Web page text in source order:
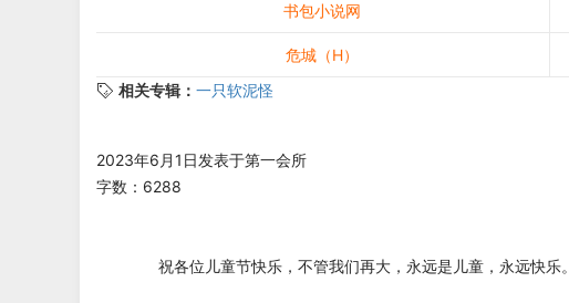
书包小说网
危城（H）
相关专辑： 一只软泥怪
2023年6月1日发表于第一会所
字数：6288
祝各位儿童节快乐，不管我们再大，永远是儿童，永远快乐。